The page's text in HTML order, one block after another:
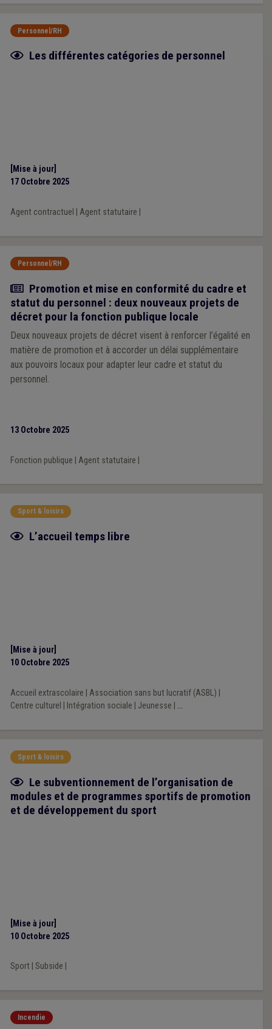
Personnel/RH
Fiche focus
Les différentes catégories de personnel
[Mise à jour]
17 Octobre 2025
Agent contractuel Agent statutaire
Personnel/RH
Actualité
Promotion et mise en conformité du cadre et
statut du personnel : deux nouveaux projets de
décret pour la fonction publique locale
Deux nouveaux projets de décret visent à renforcer l’égalité en
matière de promotion et à accorder un délai supplémentaire
aux pouvoirs locaux pour adapter leur cadre et statut du
personnel.
13 Octobre 2025
Fonction publique Agent statutaire
Sport & loisirs
Fiche focus
L’accueil temps libre
[Mise à jour]
10 Octobre 2025
Accueil extrascolaire Association sans but lucratif (ASBL)
Centre culturel
Intégration sociale Jeunesse ...
Sport & loisirs
Fiche focus
Le subventionnement de l’organisation de
modules et de programmes sportifs de promotion
et de développement du sport
[Mise à jour]
10 Octobre 2025
Sport| Subside
Incendie